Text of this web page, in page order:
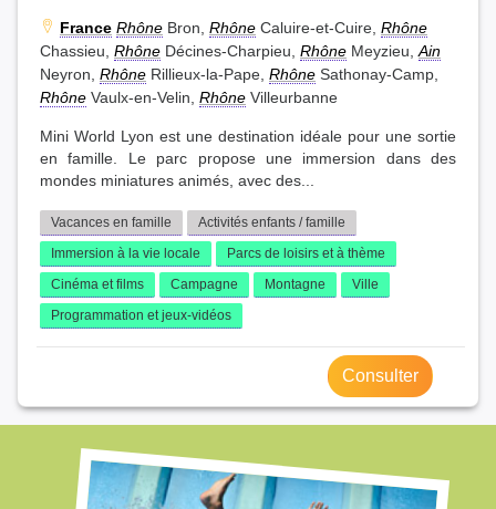
France Rhône Bron, Rhône Caluire-et-Cuire, Rhône
Chassieu, Rhône Décines-Charpieu, Rhône Meyzieu, Ain
Neyron, Rhône Rillieux-la-Pape, Rhône Sathonay-Camp,
Rhône Vaulx-en-Velin, Rhône Villeurbanne
Mini World Lyon est une destination idéale pour une sortie
en famille. Le parc propose une immersion dans des
mondes miniatures animés, avec des...
Vacances en famille
Activités enfants / famille
Immersion à la vie locale
Parcs de loisirs et à thème
Cinéma et films
Campagne Montagne
Ville
Programmation et jeux-vidéos
Consulter